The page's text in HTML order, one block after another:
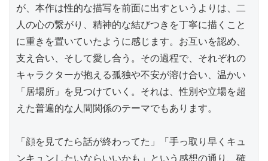
が、本作は性的な描写を前面に出すというよりは、二
人の心の繋がり、精神的な結びつきを丁寧に描くこと
に重きを置いていたように感じます。お互いを認め、
支え合い、そして愛し合う。その過程で、それぞれの
キャラクターが抱える孤独や不安が溶け合い、温かい
「居場所」を見つけていく。それは、性別や立場を超
えた普遍的な人間関係のテーマでもあります。
「顔を見てたら話が終わってた」「手っ取り早くキュ
ンキュンしたいならいいかも」という感想の通り、確